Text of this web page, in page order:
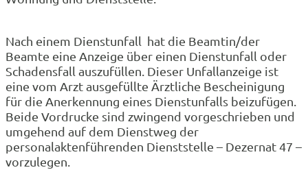
Nach einem Dienstunfall hat die Beamtin/der
Beamte eine Anzeige über einen Dienstunfall oder
Schadensfall auszufüllen. Dieser Unfallanzeige ist
eine vom Arzt ausgefüllte Ärztliche Bescheinigung
für die Anerkennung eines Dienstunfalls beizufügen.
Beide Vordrucke sind zwingend vorgeschrieben und
umgehend auf dem Dienstweg der
personalaktenführenden Dienststelle – Dezernat 47 –
vorzulegen.